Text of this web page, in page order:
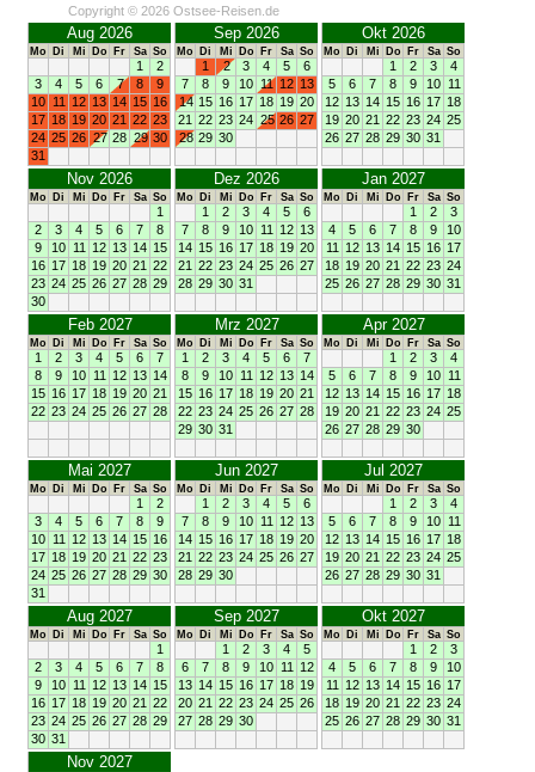
Copyright © 2026 Ostsee-Reisen.de
Aug 2026
Mo Di Mi Do Fr Sa So
1
2
3
4 5 6 7 8
9
10 11 12 13 14 15 16
17 18 19 20 21 22 23
24 25 26 27 28 29 30
31
Sep 2026
Mo Di Mi Do Fr Sa So
1 2 3 4 5
6
7
8 9 10 11 12 13
14 15 16 17 18 19 20
21 22 23 24 25 26 27
28 29 30
Okt 2026
Mo Di Mi Do Fr Sa So
1 2 3
4
5
6 7 8 9 10 11
12 13 14 15 16 17 18
19 20 21 22 23 24 25
26 27 28 29 30 31
Nov 2026
Mo Di Mi Do Fr Sa So
1
2
3 4 5 6 7
8
9
10 11 12 13 14 15
16 17 18 19 20 21 22
23 24 25 26 27 28 29
30
Dez 2026
Mo Di Mi Do Fr Sa So
1 2 3 4 5
6
7
8 9 10 11 12 13
14 15 16 17 18 19 20
21 22 23 24 25 26 27
28 29 30 31
Jan 2027
Mo Di Mi Do Fr Sa So
1 2
3
4
5 6 7 8 9
10
11
12 13 14 15 16 17
18 19 20 21 22 23 24
25 26 27 28 29 30 31
Feb 2027
Mo Di Mi Do Fr Sa So
1 2 3 4 5 6
7
8
9 10 11 12 13 14
15 16 17 18 19 20 21
22 23 24 25 26 27 28
Mrz 2027
Mo Di Mi Do Fr Sa So
1 2 3 4 5 6
7
8
9 10 11 12 13 14
15 16 17 18 19 20 21
22 23 24 25 26 27 28
29 30 31
Apr 2027
Mo Di Mi Do Fr Sa So
1 2 3
4
5
6 7 8 9 10 11
12 13 14 15 16 17 18
19 20 21 22 23 24 25
26 27 28 29 30
Mai 2027
Mo Di Mi Do Fr Sa So
1
2
3
4 5 6 7 8
9
10 11 12 13 14 15 16
17 18 19 20 21 22 23
24 25 26 27 28 29 30
31
Jun 2027
Mo Di Mi Do Fr Sa So
1 2 3 4 5
6
7
8 9 10 11 12 13
14 15 16 17 18 19 20
21 22 23 24 25 26 27
28 29 30
Jul 2027
Mo Di Mi Do Fr Sa So
1 2 3
4
5
6 7 8 9 10 11
12 13 14 15 16 17 18
19 20 21 22 23 24 25
26 27 28 29 30 31
Aug 2027
Mo Di Mi Do Fr Sa So
1
2
3 4 5 6 7
8
9
10 11 12 13 14 15
16 17 18 19 20 21 22
23 24 25 26 27 28 29
30 31
Sep 2027
Mo Di Mi Do Fr Sa So
1 2 3 4
5
6
7 8 9 10 11
12
13 14 15 16 17 18 19
20 21 22 23 24 25 26
27 28 29 30
Okt 2027
Mo Di Mi Do Fr Sa So
1 2
3
4
5 6 7 8 9
10
11
12 13 14 15 16 17
18 19 20 21 22 23 24
25 26 27 28 29 30 31
Nov 2027